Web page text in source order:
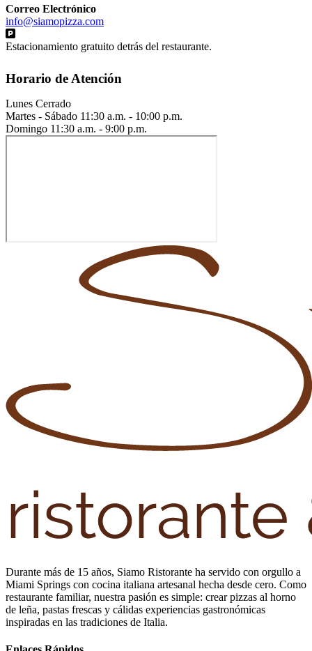
Correo Electrónico
info@siamopizza.com
Estacionamiento gratuito detrás del restaurante.
Horario de Atención
Lunes Cerrado
Martes - Sábado 11:30 a.m. - 10:00 p.m.
Domingo 11:30 a.m. - 9:00 p.m.
Durante más de 15 años, Siamo Ristorante ha servido con orgullo a
Miami Springs con cocina italiana artesanal hecha desde cero. Como
restaurante familiar, nuestra pasión es simple: crear pizzas al horno
de leña, pastas frescas y cálidas experiencias gastronómicas
inspiradas en las tradiciones de Italia.